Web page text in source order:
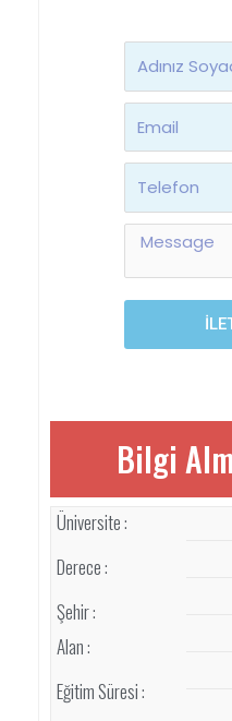
Ad
Soyad
Email
Telefon
Message
Bilgi
Üniversite :
Derece :
Şehir :
Alan :
Eğitim Süresi :